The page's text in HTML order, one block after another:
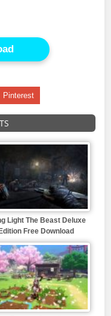
Pinterest
Light The Beast Deluxe
Free Download